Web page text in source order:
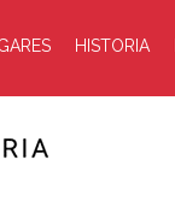
HISTORIA